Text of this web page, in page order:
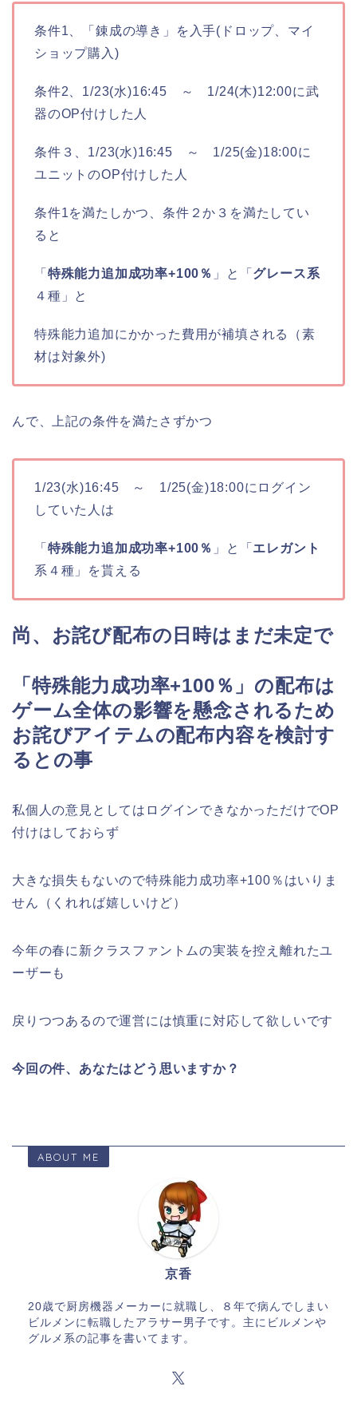
条件1、「錬成の導き」を入手(ドロップ、マイ
ショップ購入)
条件2、1/23(水)16:45 ～ 1/24(木)12:00に武
器のOP付けした人
条件３、1/23(水)16:45 ～ 1/25(金)18:00に
ユニットのOP付けした人
条件1を満たしかつ、条件２か３を満たしてい
ると
「 特殊能力追加成功率+100％ 」と「 グレース系
４種」と
特殊能力追加にかかった費用が補填される（素
材は対象外)
んで、上記の条件を満たさずかつ
1/23(水)16:45 ～ 1/25(金)18:00にログイン
していた人は
「 特殊能力追加成功率+100％ 」と「 エレガント
系４種」を貰える
尚、お詫び配布の日時はまだ未定で
「特殊能力成功率+100％」の配布は
ゲーム全体の影響を懸念されるため
お詫びアイテムの配布内容を検討す
るとの事
私個人の意見としてはログインできなかっただけでOP
付けはしておらず
大きな損失もないので特殊能力成功率+100％はいりま
せん（くれれば嬉しいけど）
今年の春に新クラスファントムの実装を控え離れたユ
ーザーも
戻りつつあるので運営には慎重に対応して欲しいです
今回の件、あなたはどう思いますか？
ABOUT ME
京香
20歳で厨房機器メーカーに就職し、８年で病んでしまい
ビルメンに転職したアラサー男子です。主にビルメンや
グルメ系の記事を書いてます。